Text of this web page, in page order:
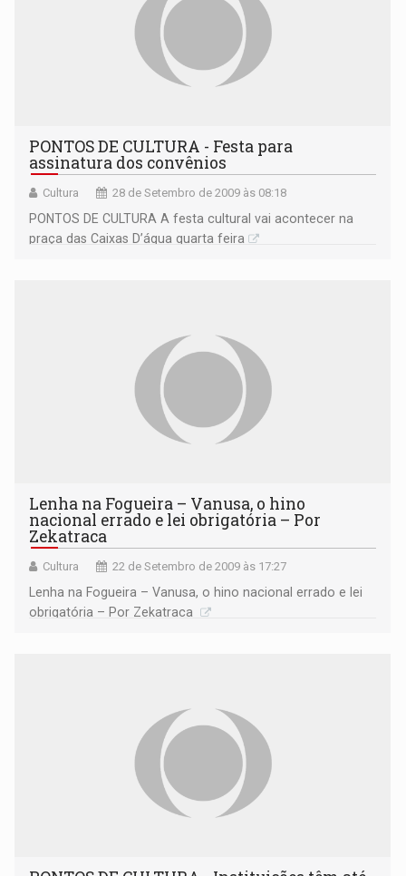
PONTOS DE CULTURA - Festa para
assinatura dos convênios
Cultura 28 de Setembro de 2009 às 08:18
PONTOS DE CULTURA A festa cultural vai acontecer na
praça das Caixas D’água quarta feira
Lenha na Fogueira – Vanusa, o hino
nacional errado e lei obrigatória – Por
Zekatraca
Cultura 22 de Setembro de 2009 às 17:27
Lenha na Fogueira – Vanusa, o hino nacional errado e lei
obrigatória – Por Zekatraca